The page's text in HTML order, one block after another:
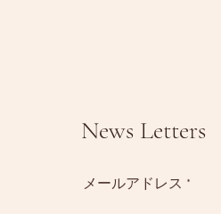
News Letters
メールアドレス